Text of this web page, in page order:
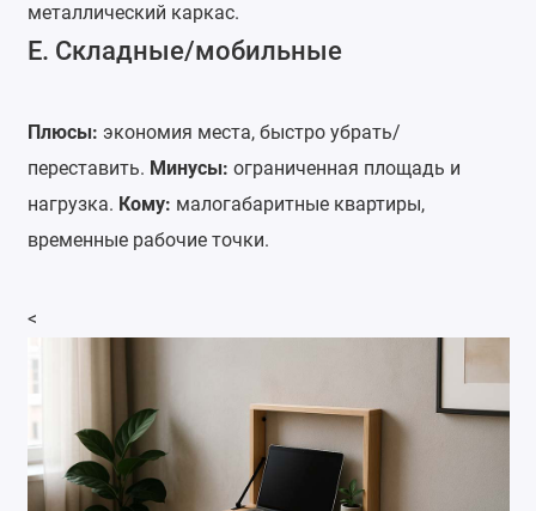
металлический каркас.
Е. Складные/мобильные
Плюсы: экономия места, быстро убрать/
переставить. Минусы: ограниченная площадь и
нагрузка. Кому: малогабаритные квартиры,
временные рабочие точки.
<